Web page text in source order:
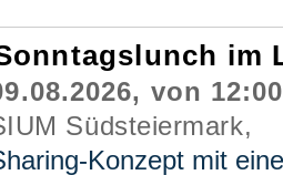
im
von
Südsteiermark,
Konzept mit